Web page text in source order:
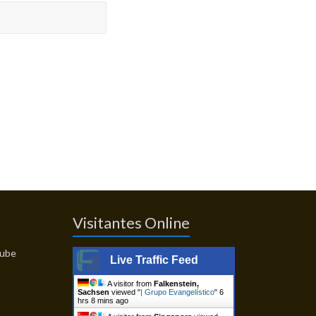
Visitantes Online
Live Traffic Feed
A visitor from Falkenstein,
Sachsen viewed " | Grupo Evangelístico" 6
hrs 8 mins ago